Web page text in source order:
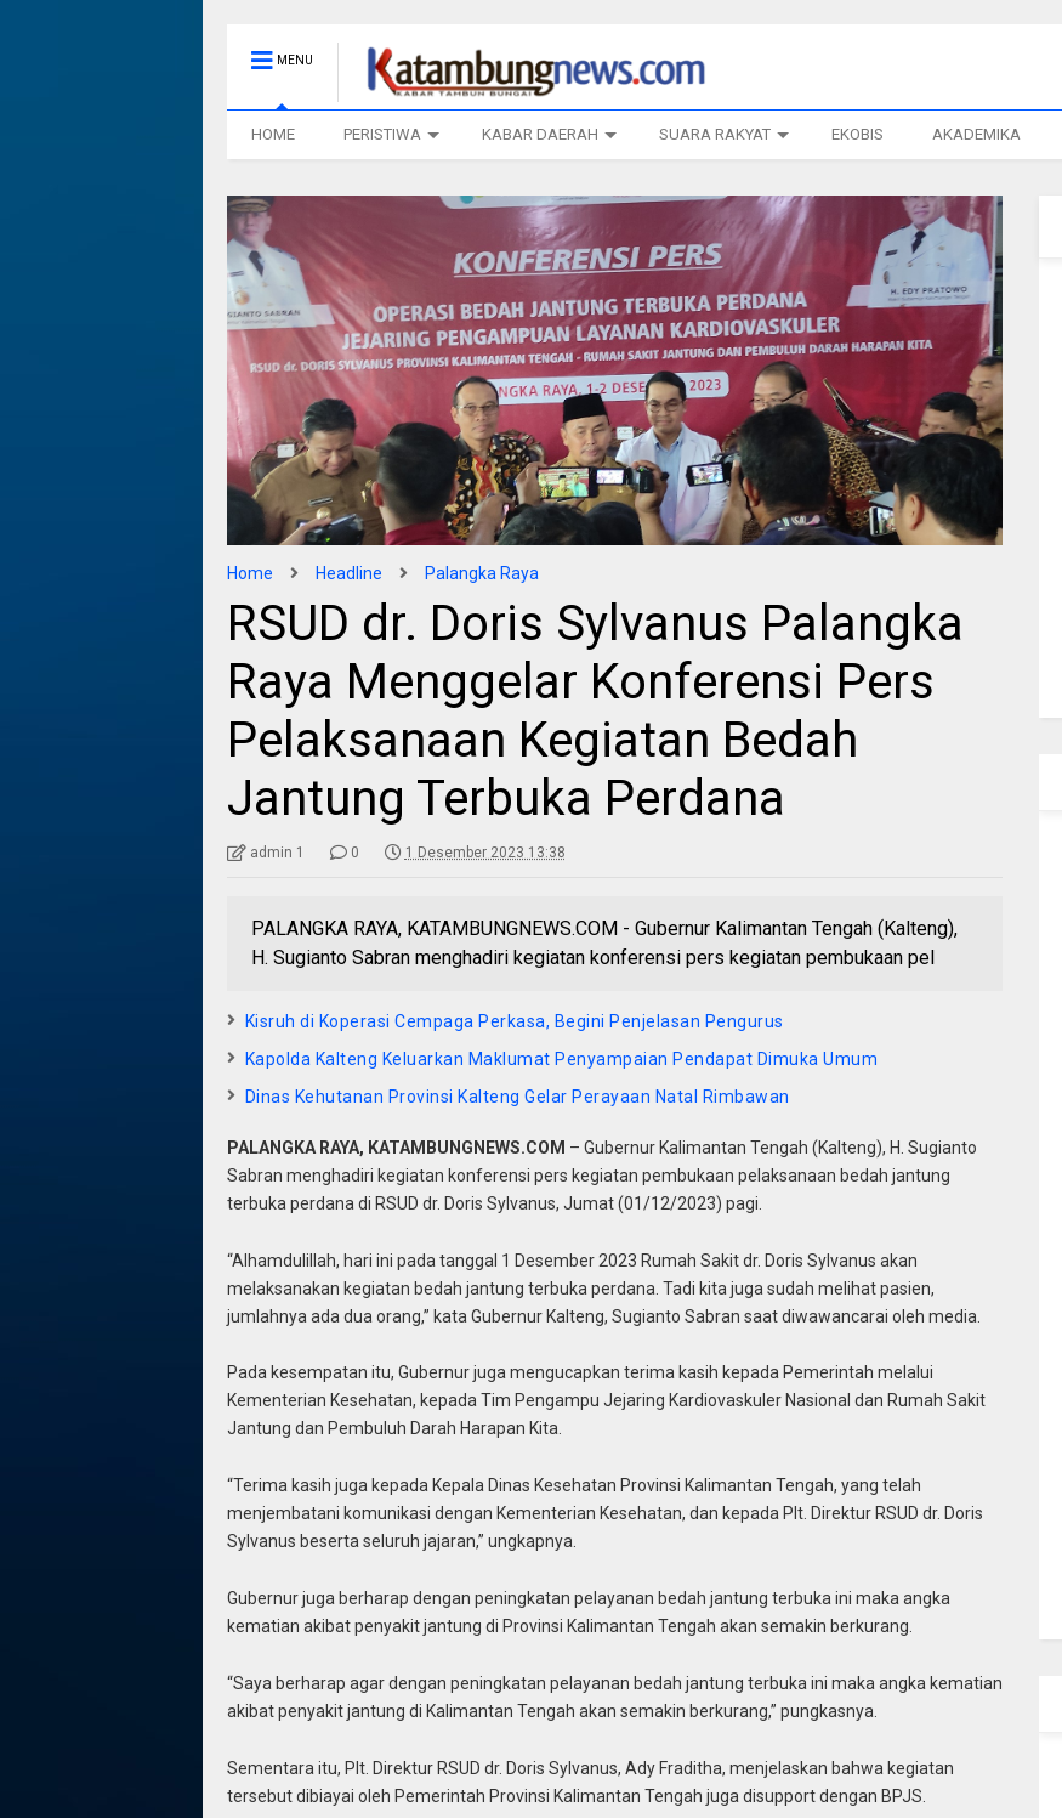
MENU
HOME PERISTIWA KABAR DAERAH SUARA RAKYAT EKOBIS AKADEMIKA
Home Headline Palangka Raya
RSUD dr. Doris Sylvanus Palangka
Raya Menggelar Konferensi Pers
Pelaksanaan Kegiatan Bedah
Jantung Terbuka Perdana
admin 1 0 1 Desember 2023 13:38
PALANGKA RAYA, KATAMBUNGNEWS.COM - Gubernur Kalimantan Tengah (Kalteng),
H. Sugianto Sabran menghadiri kegiatan konferensi pers kegiatan pembukaan pel
Kisruh di Koperasi Cempaga Perkasa, Begini Penjelasan Pengurus
Kapolda Kalteng Keluarkan Maklumat Penyampaian Pendapat Dimuka Umum
Dinas Kehutanan Provinsi Kalteng Gelar Perayaan Natal Rimbawan
PALANGKA RAYA, KATAMBUNGNEWS.COM – Gubernur Kalimantan Tengah (Kalteng), H. Sugianto
Sabran menghadiri kegiatan konferensi pers kegiatan pembukaan pelaksanaan bedah jantung
terbuka perdana di RSUD dr. Doris Sylvanus, Jumat (01/12/2023) pagi.
“Alhamdulillah, hari ini pada tanggal 1 Desember 2023 Rumah Sakit dr. Doris Sylvanus akan
melaksanakan kegiatan bedah jantung terbuka perdana. Tadi kita juga sudah melihat pasien,
jumlahnya ada dua orang,” kata Gubernur Kalteng, Sugianto Sabran saat diwawancarai oleh media.
Pada kesempatan itu, Gubernur juga mengucapkan terima kasih kepada Pemerintah melalui
Kementerian Kesehatan, kepada Tim Pengampu Jejaring Kardiovaskuler Nasional dan Rumah Sakit
Jantung dan Pembuluh Darah Harapan Kita.
“Terima kasih juga kepada Kepala Dinas Kesehatan Provinsi Kalimantan Tengah, yang telah
menjembatani komunikasi dengan Kementerian Kesehatan, dan kepada PIt. Direktur RSUD dr. Doris
Sylvanus beserta seluruh jajaran,” ungkapnya.
Gubernur juga berharap dengan peningkatan pelayanan bedah jantung terbuka ini maka angka
kematian akibat penyakit jantung di Provinsi Kalimantan Tengah akan semakin berkurang.
“Saya berharap agar dengan peningkatan pelayanan bedah jantung terbuka ini maka angka kematian
akibat penyakit jantung di Kalimantan Tengah akan semakin berkurang,” pungkasnya.
Sementara itu, Plt. Direktur RSUD dr. Doris Sylvanus, Ady Fraditha, menjelaskan bahwa kegiatan
tersebut dibiayai oleh Pemerintah Provinsi Kalimantan Tengah juga disupport dengan BPJS.